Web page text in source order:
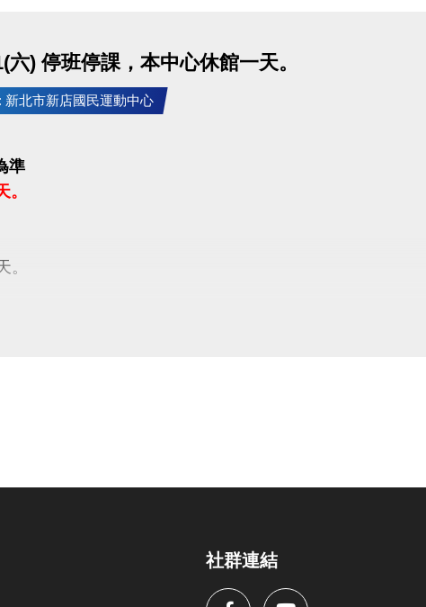
) 停班停課，本中心休館一天。
新北市新店國民運動中心
準
。
社群連結